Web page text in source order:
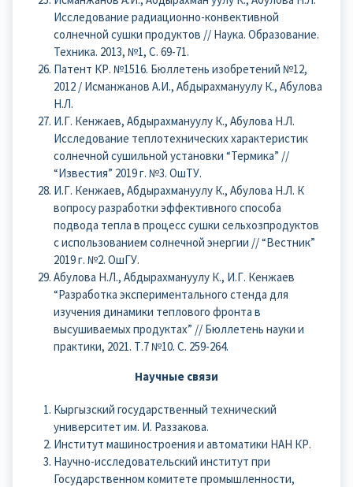
Исследование радиационно-конвективной
солнечной сушки продуктов // Наука. Образование.
Техника. 2013, №1, С. 69-71.
Патент КР. №1516. Бюллетень изобретений №12,
2012 / Исманжанов А.И., Абдырахмануулу К., Абулова
Н.Л.
И.Г. Кенжаев, Абдырахмануулу К., Абулова Н.Л.
Исследование теплотехнических характеристик
солнечной сушильной установки “Термика” //
“Известия” 2019 г. №3. ОшТУ.
И.Г. Кенжаев, Абдырахмануулу К., Абулова Н.Л. К
вопросу разработки эффективного способа
подвода тепла в процесс сушки сельхозпродуктов
с использованием солнечной энергии // “Вестник”
2019 г. №2. ОшГУ.
Абулова Н.Л., Абдырахмануулу К., И.Г. Кенжаев
“Разработка экспериментального стенда для
изучения динамики теплового фронта в
высушиваемых продуктах” // Бюллетень науки и
практики, 2021. Т.7 №10. С. 259-264.
Научные связи
Кыргызский государственный технический
университет им. И. Раззакова.
Институт машиностроения и автоматики НАН КР.
Научно-исследовательский институт при
Государственном комитете промышленности,